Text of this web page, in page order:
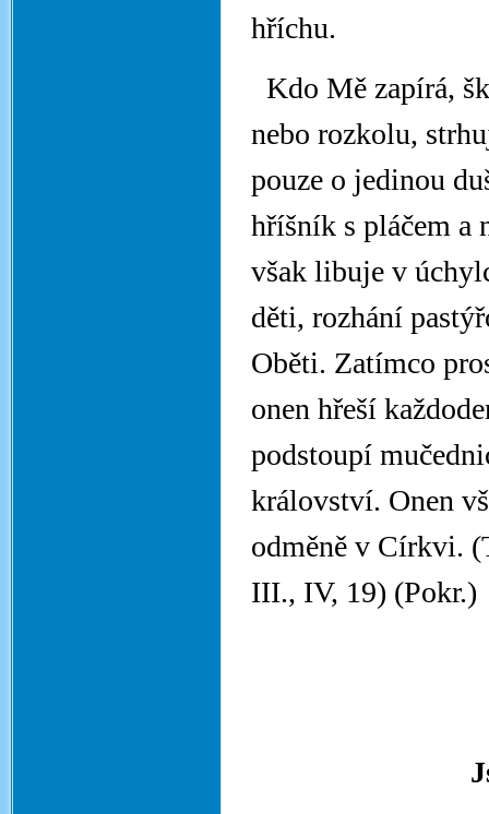
hříchu.
Kdo Mě zapírá,
nebo rozkolu,
pouze o jedinou
hříšník s pláčem a
však libuje v
děti, rozhání
Oběti. Zatímco
onen hřeší
podstoupí
království. Onen
odměně v Církvi.
III., IV, 19) (Pokr.)